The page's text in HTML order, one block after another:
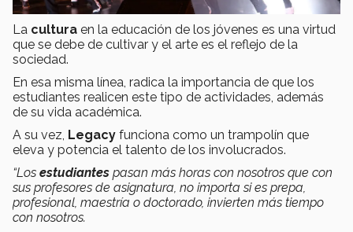
La cultura en la educación de los jóvenes es una virtud
que se debe de cultivar y el arte es el reflejo de la
sociedad.
En esa misma línea, radica la importancia de que los
estudiantes realicen este tipo de actividades, además
de su vida académica.
A su vez, Legacy funciona como un trampolín que
eleva y potencia el talento de los involucrados.
“Los estudiantes pasan más horas con nosotros que con
sus profesores de asignatura, no importa si es prepa,
profesional, maestría o doctorado, invierten más tiempo
con nosotros.